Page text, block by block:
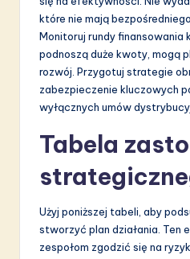
które nie mają
Monitoruj rundy finansowania
podnoszą duże kwoty, mogą
rozwój. Przygotuj strategie
zabezpieczenie kluczowych
wyłącznych umów
Tabela
Użyj poniższej tabeli, aby
stworzyć plan działania. Ten
zespołom zgodzić się na